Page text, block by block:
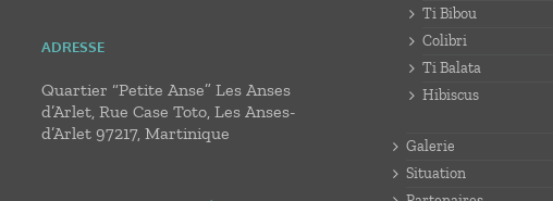
ADRESSE
Quartier “Petite Anse” Les Anses
d’Arlet, Rue Case Toto, Les Anses-
d’Arlet 97217, Martinique
Ti Bibou
Colibri
Ti Balata
Hibiscus
Galerie
Situation